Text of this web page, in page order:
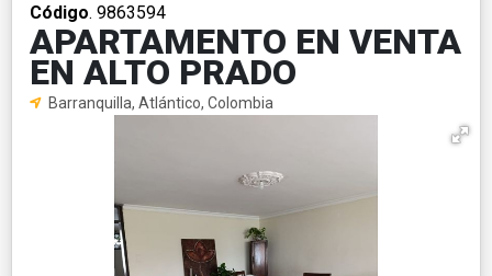
Código. 9863594
APARTAMENTO EN VENTA
EN ALTO PRADO
Barranquilla, Atlántico, Colombia